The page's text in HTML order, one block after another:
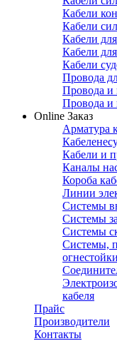
Кабели
Кабели
Кабели
Кабели
Кабели
Провода
Провода и
Провода и
Online Заказ
Арматура
Кабели и
Каналы
Короба
Линии
Системы
Системы
Системы
Системы,
кабеля
Прайс
Производители
Контакты